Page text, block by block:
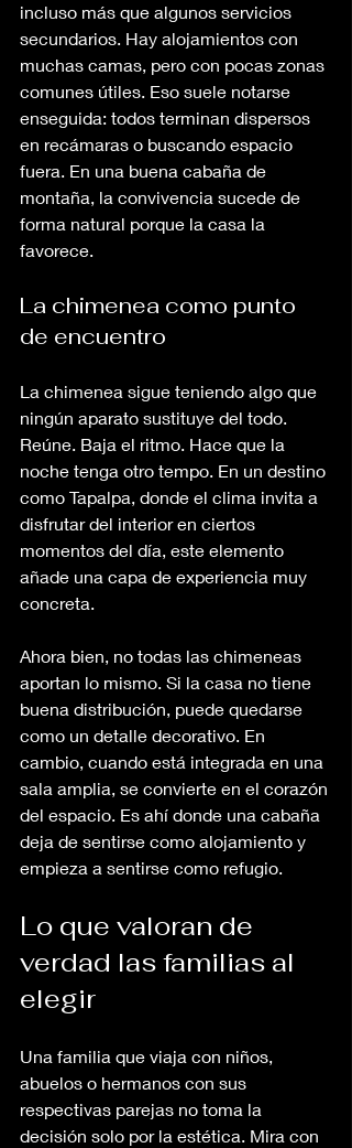
incluso más que algunos servicios
secundarios. Hay alojamientos con
muchas camas, pero con pocas zonas
comunes útiles. Eso suele notarse
enseguida: todos terminan dispersos
en recámaras o buscando espacio
fuera. En una buena cabaña de
montaña, la convivencia sucede de
forma natural porque la casa la
favorece.
La chimenea como punto
de encuentro
La chimenea sigue teniendo algo que
ningún aparato sustituye del todo.
Reúne. Baja el ritmo. Hace que la
noche tenga otro tempo. En un destino
como Tapalpa, donde el clima invita a
disfrutar del interior en ciertos
momentos del día, este elemento
añade una capa de experiencia muy
concreta.
Ahora bien, no todas las chimeneas
aportan lo mismo. Si la casa no tiene
buena distribución, puede quedarse
como un detalle decorativo. En
cambio, cuando está integrada en una
sala amplia, se convierte en el corazón
del espacio. Es ahí donde una cabaña
deja de sentirse como alojamiento y
empieza a sentirse como refugio.
Lo que valoran de
verdad las familias al
elegir
Una familia que viaja con niños,
abuelos o hermanos con sus
respectivas parejas no toma la
decisión solo por la estética. Mira con